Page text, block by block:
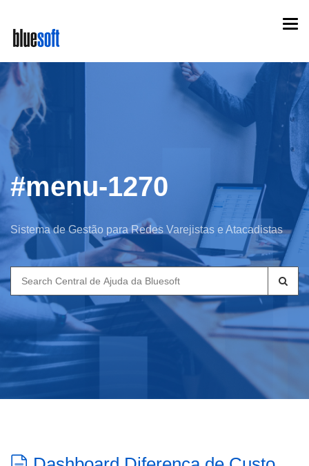
main
content
#menu-1270
Sistema de Gestão para Redes Varejistas e Atacadistas
Search
for: